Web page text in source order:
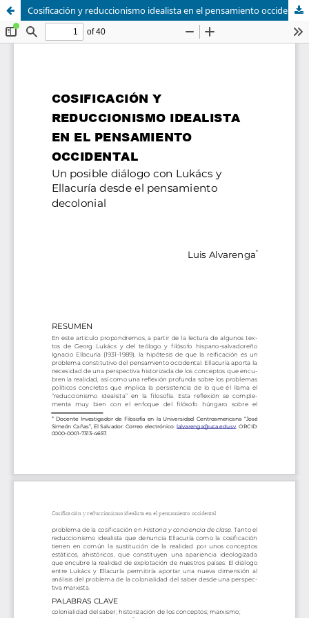
Cosificación y reduccionismo idealista en el pensamiento occidental